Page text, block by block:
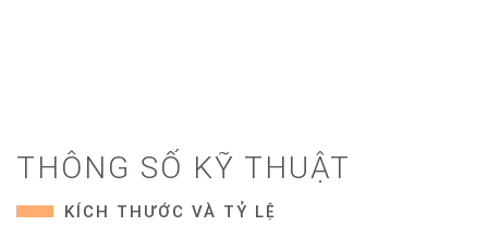
THÔNG SỐ KỸ THUẬT
KÍCH THƯỚC VÀ TỶ LỆ